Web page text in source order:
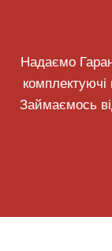
Надаємо
Займаємось